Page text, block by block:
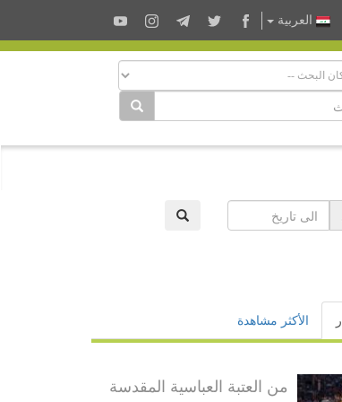
العربية
الأكثر مشاهدة
من العتبة العباسية المقدسة